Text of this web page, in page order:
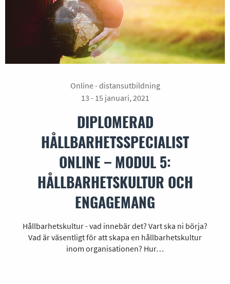
Online - distansutbildning
13 - 15 januari, 2021
DIPLOMERAD
HÅLLBARHETSSPECIALIST
ONLINE – MODUL 5:
HÅLLBARHETSKULTUR OCH
ENGAGEMANG
Hållbarhetskultur - vad innebär det? Vart ska ni börja?
Vad är väsentligt för att skapa en hållbarhetskultur
inom organisationen? Hur…